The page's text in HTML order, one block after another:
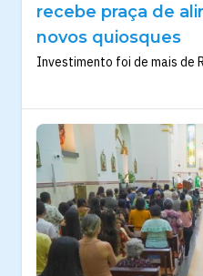
recebe praça de
novos quiosques
Investimento foi de mais de